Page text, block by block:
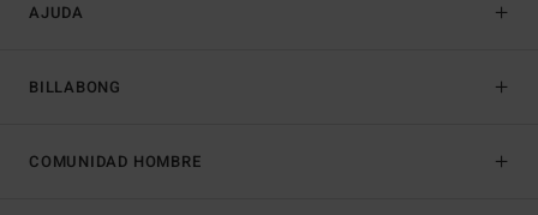
AJUDA
BILLABONG
COMUNIDAD HOMBRE